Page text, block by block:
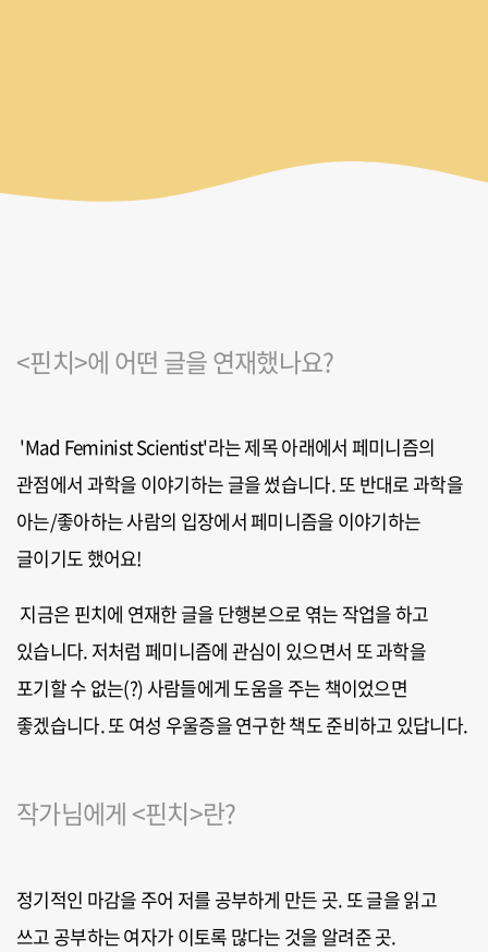
<핀치>에 어떤 글을 연재했나요?
'Mad Feminist Scientist'라는 제목 아래에서 페미니즘의
관점에서 과학을 이야기하는 글을 썼습니다. 또 반대로 과학을
아는/좋아하는 사람의 입장에서 페미니즘을 이야기하는
글이기도 했어요!
지금은 핀치에 연재한 글을 단행본으로 엮는 작업을 하고
있습니다. 저처럼 페미니즘에 관심이 있으면서 또 과학을
포기할 수 없는(?) 사람들에게 도움을 주는 책이었으면
좋겠습니다. 또 여성 우울증을 연구한 책도 준비하고 있답니다.
작가님에게 <핀치>란?
정기적인 마감을 주어 저를 공부하게 만든 곳. 또 글을 읽고
쓰고 공부하는 여자가 이토록 많다는 것을 알려준 곳.